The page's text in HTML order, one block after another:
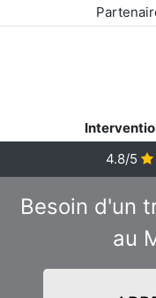
4.8/5
Besoin d'un
au